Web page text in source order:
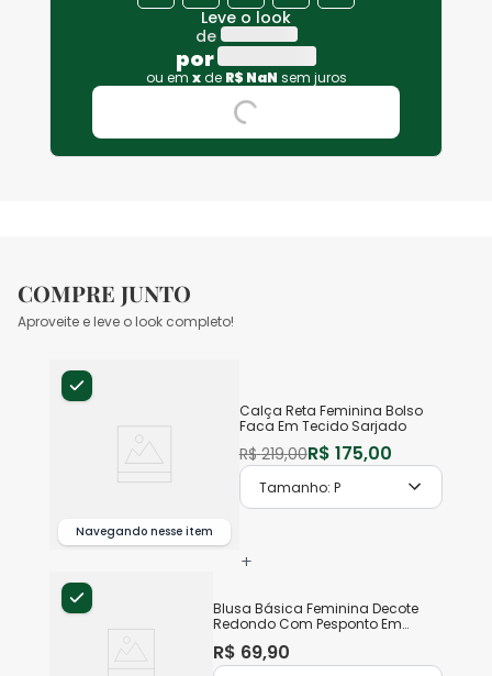
Leve o look
de
por
ou em x de R$ NaN sem juros
COMPRE JUNTO
Aproveite e leve o look completo!
Navegando nesse item
Calça Reta Feminina Bolso
Faca Em Tecido Sarjado
R$ 219,00R$ 175,00
Tamanho: P
+
Blusa Básica Feminina Decote
Redondo Com Pesponto Em
Algodão
R$ 69,90